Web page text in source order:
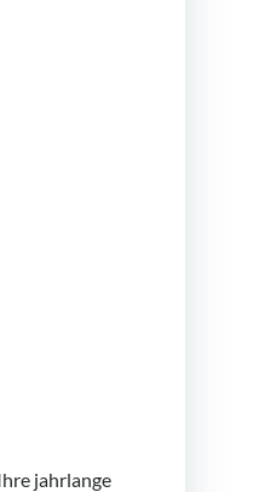
jahrlange